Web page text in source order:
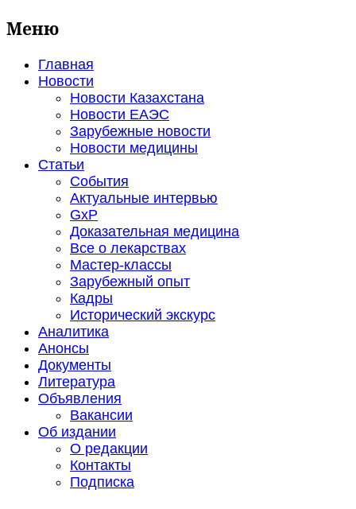
Меню
Главная
Новости
Новости Казахстана
Новости ЕАЭС
Зарубежные новости
Новости медицины
Статьи
События
Актуальные интервью
GxP
Доказательная медицина
Все о лекарствах
Мастер-классы
Зарубежный опыт
Кадры
Исторический экскурс
Аналитика
Анонсы
Документы
Литература
Объявления
Вакансии
Об издании
О редакции
Контакты
Подписка